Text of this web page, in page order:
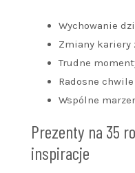
Wychowanie
Zmiany kariery
Trudne
Radosne
Wspólne
Prezenty na 35
inspiracje